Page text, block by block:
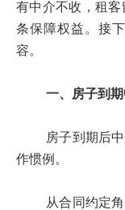
有中介不收，租
条保障权益。接
容。
一、房子到
房子到期后中介
作惯例。
从合同约定角度